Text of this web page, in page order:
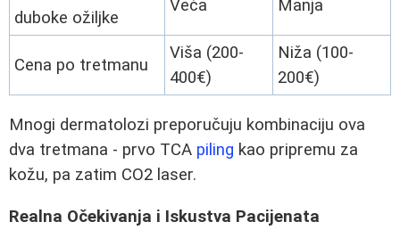
duboke ožiljke
Veća Manja
Cena po tretmanu
Viša (200-
400€)
Niža (100-
200€)
Mnogi dermatolozi preporučuju kombinaciju ova
dva tretmana - prvo TCA piling kao pripremu za
kožu, pa zatim CO2 laser.
Realna Očekivanja i Iskustva Pacijenata